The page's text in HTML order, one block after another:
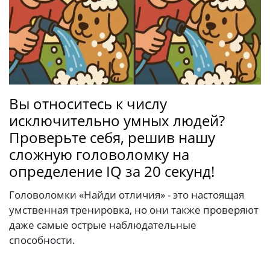
Вы относитесь к числу
исключительно умных людей?
Проверьте себя, решив нашу
сложную головоломку на
определение IQ за 20 секунд!
Головоломки «Найди отличия» - это настоящая
умственная тренировка, но они также проверяют
даже самые острые наблюдательные
способности.